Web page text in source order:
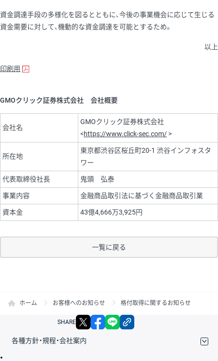
資金調達手段の多様化を図るとともに、今後の事業機会に応じて生じる
資金需要に対して、機動的な資金調達を可能とするため。
以上
印刷用
GMOクリック証券株式会社 会社概要
会社名
GMOクリック証券株式会社
<https://www.click-sec.com/ >
所在地
東京都渋谷区桜丘町20-1 渋谷インフォスタ
ワー
代表取締役社長 鬼頭 弘泰
事業内容 金融商品取引法に基づく金融商品取引業
資本金 43億4,666万3,925円
一覧に戻る
ホーム お客様へのお知らせ 格付取得に関するお知らせ
SHARE X facebook
各種方針・規程・会社案内